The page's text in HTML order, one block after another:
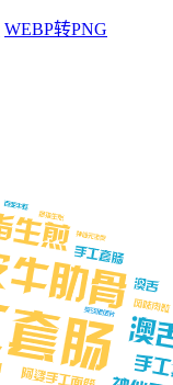
WEBP转PNG